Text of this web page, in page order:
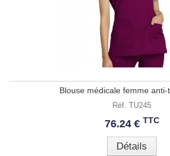
Blouse médicale femme anti-
Réf. TU245
76.24 € TTC
Détails